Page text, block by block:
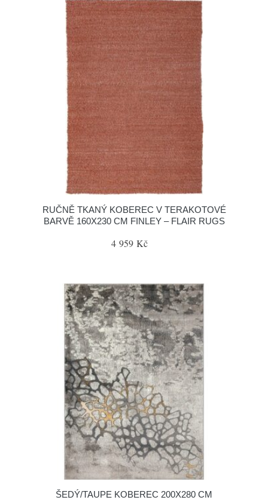
RUČNĚ TKANÝ KOBEREC V TERAKOTOVÉ
BARVĚ 160X230 CM FINLEY – FLAIR RUGS
4 959 Kč
ŠEDÝ/TAUPE KOBEREC 200X280 CM